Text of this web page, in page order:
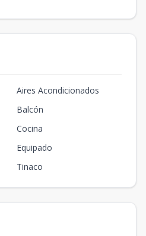
Aires Acondicionados
Balcón
Cocina
Equipado
Tinaco